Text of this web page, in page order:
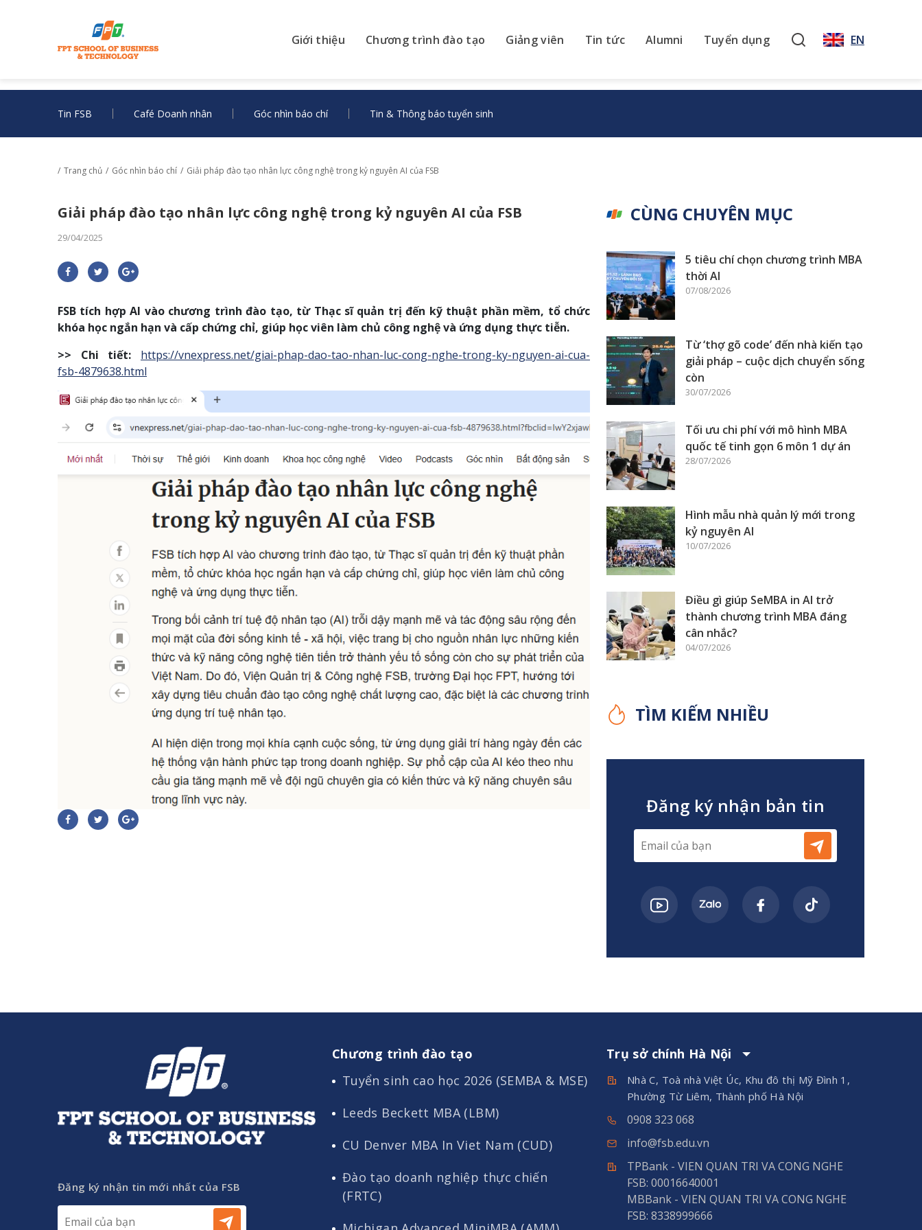
Giới thiệu Chương trình đào tạo Giảng viên Tin tức Alumni Tuyển dụng EN
Tin FSB Café Doanh nhân Góc nhìn báo chí Tin & Thông báo tuyển sinh
Trang chủ Góc nhìn báo chí Giải pháp đào tạo nhân lực công nghệ trong kỷ nguyên AI của FSB
Giải pháp đào tạo nhân lực công nghệ trong kỷ nguyên AI của FSB
29/04/2025
FSB tích hợp AI vào chương trình đào tạo, từ Thạc sĩ quản trị đến kỹ thuật phần mềm, tổ chức
khóa học ngắn hạn và cấp chứng chỉ, giúp học viên làm chủ công nghệ và ứng dụng thực tiễn.
>> Chi tiết: https://vnexpress.net/giai-phap-dao-tao-nhan-luc-cong-nghe-trong-ky-nguyen-ai-cua-
fsb-4879638.html
CÙNG CHUYÊN MỤC
5 tiêu chí chọn chương trình MBA
thời AI
07/08/2026
Từ ‘thợ gõ code’ đến nhà kiến tạo
giải pháp – cuộc dịch chuyển sống
còn
30/07/2026
Tối ưu chi phí với mô hình MBA
quốc tế tinh gọn 6 môn 1 dự án
28/07/2026
Hình mẫu nhà quản lý mới trong
kỷ nguyên AI
10/07/2026
Điều gì giúp SeMBA in AI trở
thành chương trình MBA đáng
cân nhắc?
04/07/2026
TÌM KIẾM NHIỀU
Đăng ký nhận bản tin
Đăng ký nhận tin mới nhất của FSB
Chương trình đào tạo
Tuyển sinh cao học 2026 (SEMBA & MSE)
Leeds Beckett MBA (LBM)
CU Denver MBA In Viet Nam (CUD)
Đào tạo doanh nghiệp thực chiến
(FRTC)
Trụ sở chính Hà Nội
Nhà C, Toà nhà Việt Úc, Khu đô thị Mỹ Đình 1,
Phường Từ Liêm, Thành phố Hà Nội
0908 323 068
info@fsb.edu.vn
TPBank - VIEN QUAN TRI VA CONG NGHE
FSB: 00016640001
MBBank - VIEN QUAN TRI VA CONG NGHE
FSB: 8338999666